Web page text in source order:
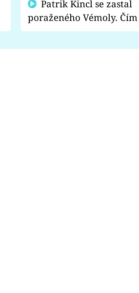
poraženého Vémoly.
fanoušci naštvali?